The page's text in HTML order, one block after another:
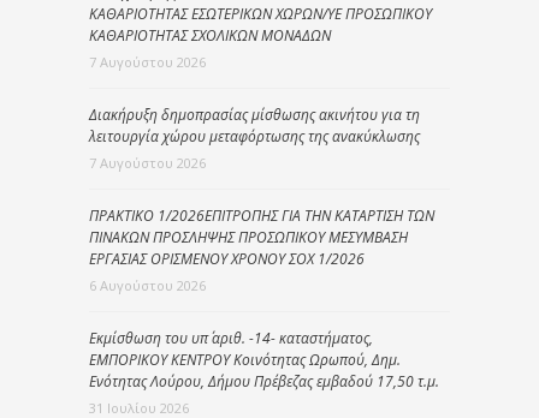
ΚΑΘΑΡΙΟΤΗΤΑΣ ΕΣΩΤΕΡΙΚΩΝ ΧΩΡΩΝ/ΥΕ ΠΡΟΣΩΠΙΚΟΥ
ΚΑΘΑΡΙΟΤΗΤΑΣ ΣΧΟΛΙΚΩΝ ΜΟΝΑΔΩΝ
7 Αυγούστου 2026
Διακήρυξη δημοπρασίας μίσθωσης ακινήτου για τη
λειτουργία χώρου μεταφόρτωσης της ανακύκλωσης
7 Αυγούστου 2026
ΠΡΑΚΤΙΚΟ 1/2026ΕΠΙΤΡΟΠΗΣ ΓΙΑ ΤΗΝ ΚΑΤΑΡΤΙΣΗ ΤΩΝ
ΠΙΝΑΚΩΝ ΠΡΟΣΛΗΨΗΣ ΠΡΟΣΩΠΙΚΟΥ ΜΕΣΥΜΒΑΣΗ
ΕΡΓΑΣΙΑΣ ΟΡΙΣΜΕΝΟΥ ΧΡΟΝΟΥ ΣΟΧ 1/2026
6 Αυγούστου 2026
Εκμίσθωση του υπ΄ αριθ. -14- καταστήματος,
ΕΜΠΟΡΙΚΟΥ ΚΕΝΤΡΟΥ Κοινότητας Ωρωπού, Δημ.
Ενότητας Λούρου, Δήμου Πρέβεζας εμβαδού 17,50 τ.μ.
31 Ιουλίου 2026